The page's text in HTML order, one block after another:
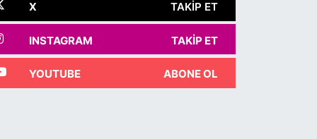
X TAKIP ET
INSTAGRAM TAKIP ET
YOUTUBE ABONE OL